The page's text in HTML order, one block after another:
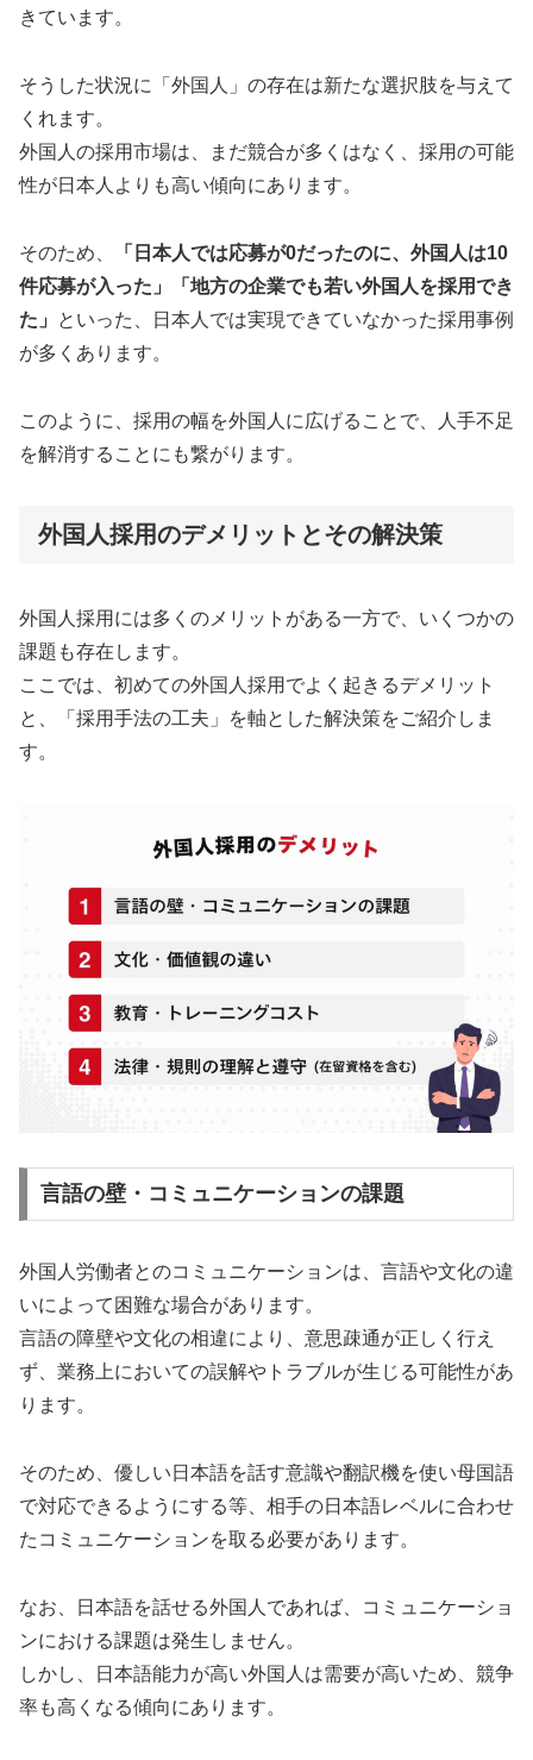
きています。
そうした状況に「外国人」の存在は新たな選択肢を与えて
くれます。
外国人の採用市場は、まだ競合が多くはなく、採用の可能
性が日本人よりも高い傾向にあります。
そのため、
「日本人では応募が0だったのに、外国人は10
件応募が入った」「地方の企業でも若い外国人を採用でき
た」
といった、日本人では実現できていなかった採用事例
が多くあります。
このように、採用の幅を外国人に広げることで、人手不足
を解消することにも繋がります。
外国人採用のデメリットとその解決策
外国人採用には多くのメリットがある一方で、いくつかの
課題も存在します。
ここでは、初めての外国人採用でよく起きるデメリット
と、「採用手法の工夫」を軸とした解決策をご紹介しま
す。
言語の壁・コミュニケーションの課題
外国人労働者とのコミュニケーションは、言語や文化の違
いによって困難な場合があります。
言語の障壁や文化の相違により、意思疎通が正しく行え
ず、業務上においての誤解やトラブルが生じる可能性があ
ります。
そのため、優しい日本語を話す意識や翻訳機を使い母国語
で対応できるようにする等、相手の日本語レベルに合わせ
たコミュニケーションを取る必要があります。
なお、日本語を話せる外国人であれば、コミュニケーショ
ンにおける課題は発生しません。
しかし、日本語能力が高い外国人は需要が高いため、競争
率も高くなる傾向にあります。